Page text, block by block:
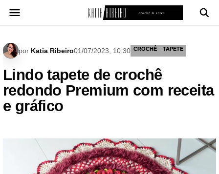
para
por Katia Ribeiro01/07/2023, 10:30 CROCHÊ TAPETE
Lindo tapete de crochê
redondo Premium com receita
e gráfico